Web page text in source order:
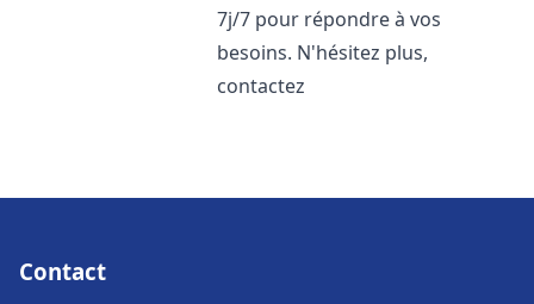
7j/7 pour répondre à vos
besoins. N'hésitez plus,
contactez
Contact